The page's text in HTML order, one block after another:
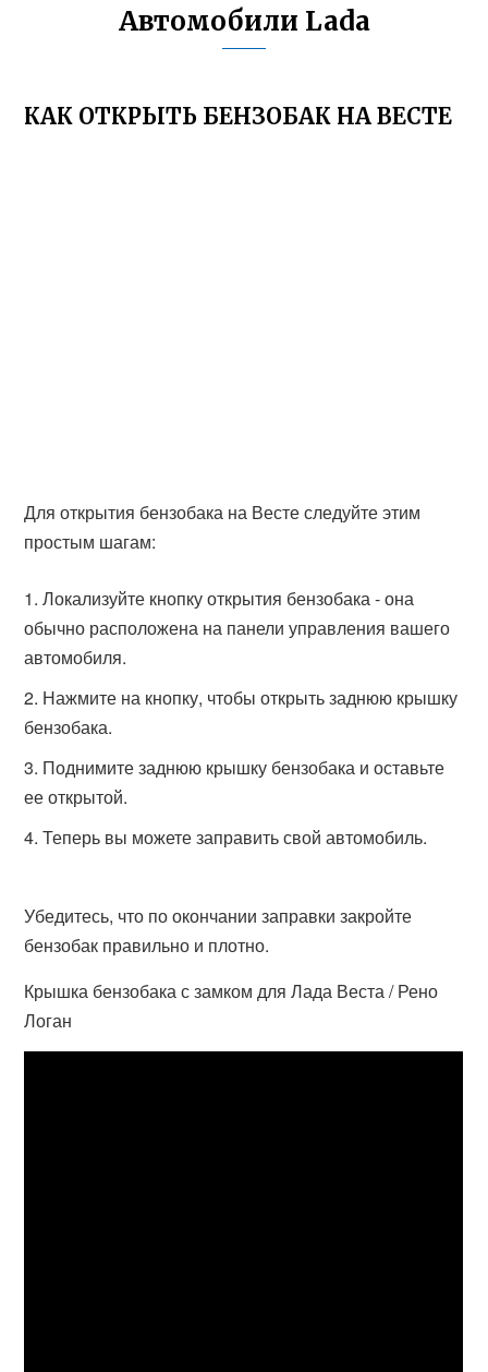
Автомобили Lada
КАК ОТКРЫТЬ БЕНЗОБАК НА ВЕСТЕ
Для открытия бензобака на Весте следуйте этим
простым шагам:
Локализуйте кнопку открытия бензобака - она
обычно расположена на панели управления вашего
автомобиля.
Нажмите на кнопку, чтобы открыть заднюю крышку
бензобака.
Поднимите заднюю крышку бензобака и оставьте
ее открытой.
Теперь вы можете заправить свой автомобиль.
Убедитесь, что по окончании заправки закройте
бензобак правильно и плотно.
Крышка бензобака с замком для Лада Веста / Рено
Логан